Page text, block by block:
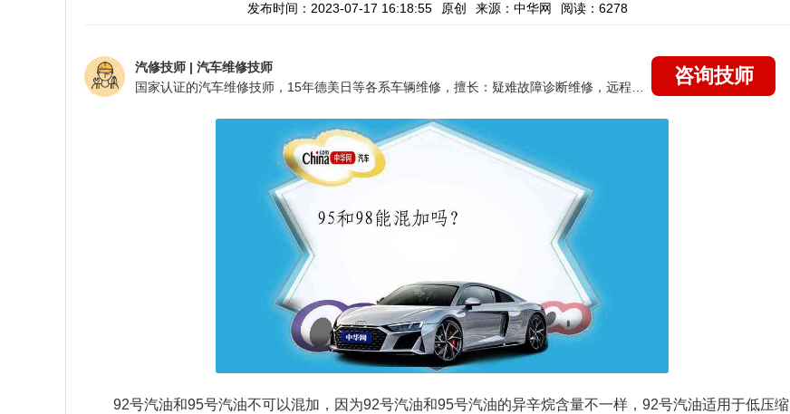
发布时间：2023-07-17 16:18:55 原创 来源：中华网 阅读：6278
汽修技师 | 汽车维修技师
咨询技师
92号汽油和95号汽油不可以混加，因为92号汽油和95号汽油的异辛烷含量不一样，92号汽油适用于低压缩